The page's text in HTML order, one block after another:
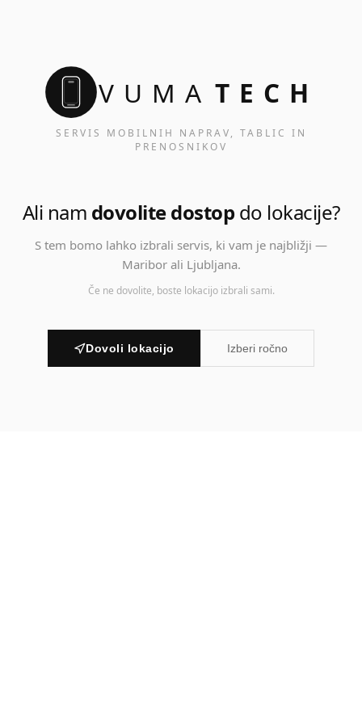
VUMA TECH
SERVIS MOBILNIH NAPRAV, TABLIC IN
PRENOSNIKOV
Ali nam dovolite dostop do lokacije?
S tem bomo lahko izbrali servis, ki vam je najbližji —
Maribor ali Ljubljana.
Če ne dovolite, boste lokacijo izbrali sami.
Dovoli lokacijo Izberi ročno